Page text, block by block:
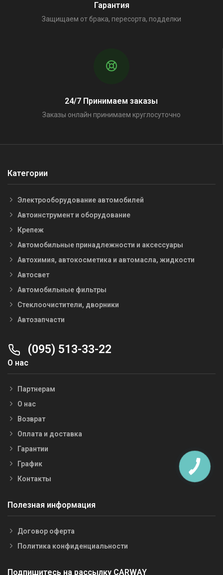
Гарантия
Защищаем от брака, пересорта, подделки
24/7 Принимаем заказы
Заказы онлайн принимаем круглосуточно
Категории
Электрооборудование автомобилей
Автоинструмент и оборудование
Крепеж
Автомобильные принадлежности и аксессуары
Автохимия, автокосметика и автомасла, жидкости
Автосвет
Автомобильные фильтры
Стеклоочистители, дворники
Автозапчасти
(095) 513-33-22
О нас
Партнерам
О нас
Возврат
Оплата и доставка
Гарантии
График
Контакты
Полезная информация
Договор оферта
Политика конфиденциальности
Подпишитесь на рассылку CARWAY